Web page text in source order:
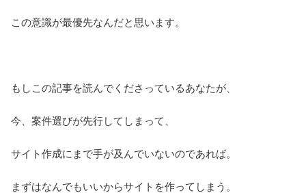
この意識が最優先なんだと思います。
もしこの記事を読んでくださっているあなたが、
今、案件選びが先行してしまって、
サイト作成にまで手が及んでいないのであれば。
まずはなんでもいいからサイトを作ってしまう。